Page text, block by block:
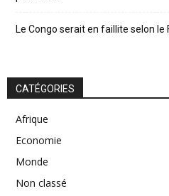
Le Congo serait en faillite selon le
CATÉGORIES
Afrique
Economie
Monde
Non classé